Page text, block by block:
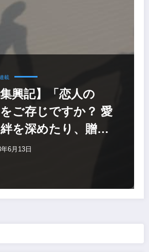
載
集興記】「恋人の
をご存じですか？ 愛
を深めたり、贈り
あう日でもありま
6月13日